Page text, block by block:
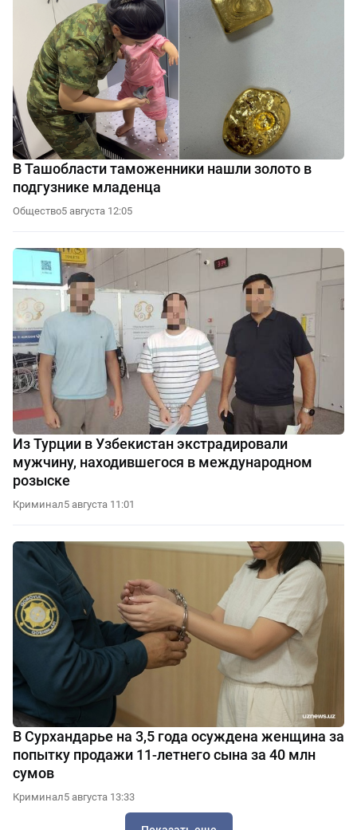
В Ташобласти таможенники нашли золото в
подгузнике младенца
Общество5 августа 12:05
Из Турции в Узбекистан экстрадировали
мужчину, находившегося в международном
розыске
Криминал5 августа 11:01
В Сурхандарье на 3,5 года осуждена женщина за
попытку продажи 11-летнего сына за 40 млн
сумов
Криминал5 августа 13:33